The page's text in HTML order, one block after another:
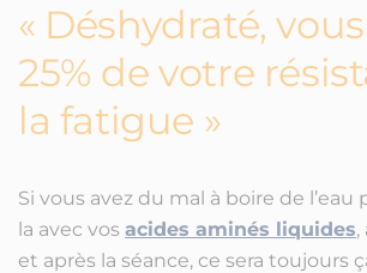
Déshydraté,
25% de votre
la fatigue
Si vous avez du mal à boire de l’eau
la avec vos acides aminés liquides,
et après la séance, ce sera toujours